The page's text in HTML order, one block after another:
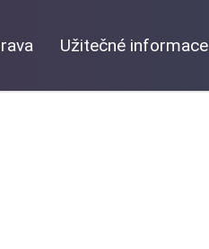
Užitečné informace